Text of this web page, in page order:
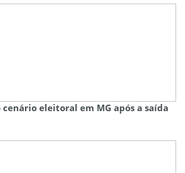
cenário eleitoral em MG após a saída